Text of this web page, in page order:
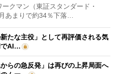
クマン（東証スタンダード・
あまりで約34％下落…
たな主役」として再評価される気
でAI…
らの急反発」は再びの上昇局面へ